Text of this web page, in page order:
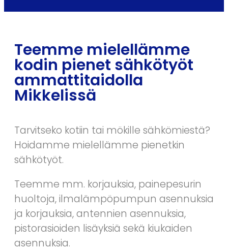
Teemme mielellämme
kodin pienet sähkötyöt
ammattitaidolla
Mikkelissä
Tarvitseko kotiin tai mökille sähkömiestä?
Hoidamme mielellämme pienetkin
sähkötyöt.
Teemme mm. korjauksia, painepesurin
huoltoja, ilmalämpöpumpun asennuksia
ja korjauksia, antennien asennuksia,
pistorasioiden lisäyksiä sekä kiukaiden
asennuksia.